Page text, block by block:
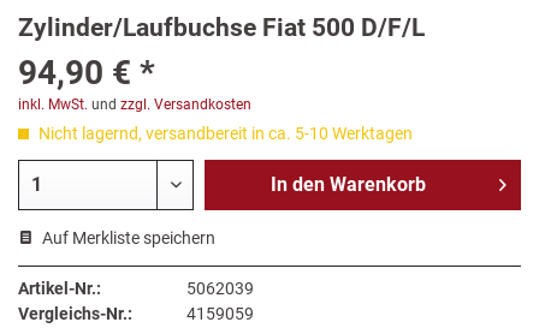
Zylinder/Laufbuchse Fiat 500 D/F/L
94,90 € *
inkl. MwSt. und zzgl. Versandkosten
Nicht lagernd, versandbereit in ca. 5-10 Werktagen
In den Warenkorb
Auf Merkliste speichern
Artikel-Nr.:
5062039
Vergleichs-Nr.:
4159059